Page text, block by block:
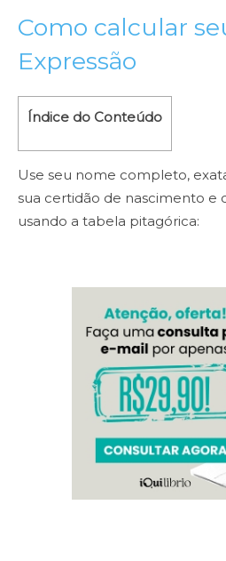
Como calcular
Expressão
Índice do Conteúdo
Use seu nome completo,
sua certidão de nascimento e
usando a tabela pitagórica: